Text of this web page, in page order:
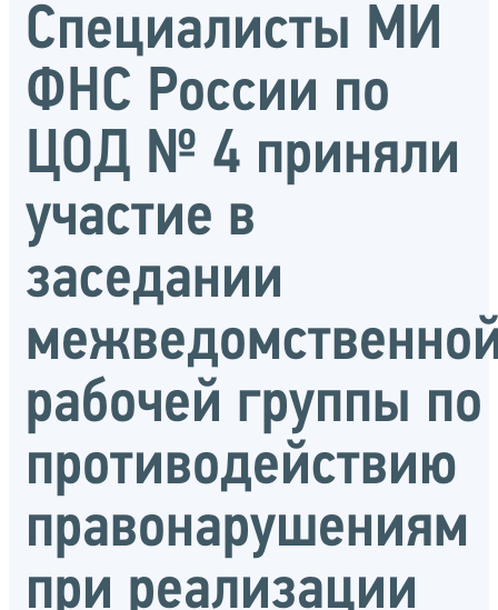
Специалисты МИ
ФНС России по
ЦОД № 4 приняли
участие в
заседании
рабочей группы по
противодействию
правонарушениям
при реализации